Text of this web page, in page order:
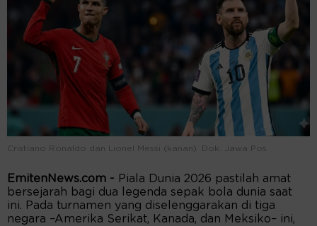
Cristiano Ronaldo dan Lionel Messi (kanan). Dok. Jawa Pos.
EmitenNews.com - Piala Dunia 2026 pastilah amat
bersejarah bagi dua legenda sepak bola dunia saat
ini. Pada turnamen yang diselenggarakan di tiga
negara –Amerika Serikat, Kanada, dan Meksiko– ini,